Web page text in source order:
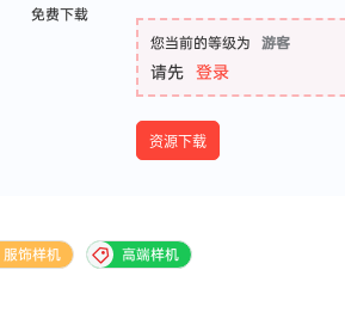
免费下载
您当前的等级为 游客
请先 登录
资源下载
服饰样机 高端样机